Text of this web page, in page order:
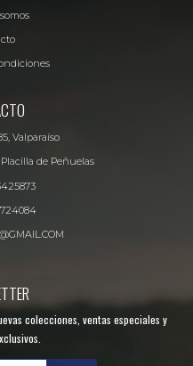
Valparaíso
Placilla de Peñuelas
colecciones, ventas especiales y